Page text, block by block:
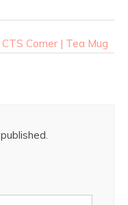
Corner | Tea Mug